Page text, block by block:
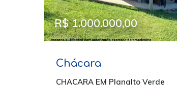
R$ 1.000.000,00
Chácara
CHACARA EM Planalto Verde